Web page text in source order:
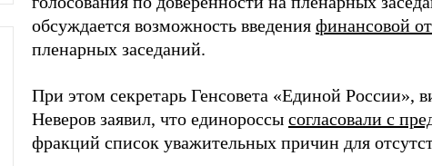
обсуждается возможность введения финансовой
пленарных заседаний.
При этом секретарь Генсовета «Единой России»,
Неверов заявил, что единороссы согласовали с
фракций список уважительных причин для